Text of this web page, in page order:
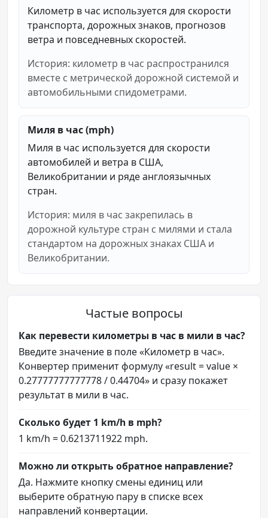
Километр в час используется для скорости
транспорта, дорожных знаков, прогнозов
ветра и повседневных скоростей.
История: километр в час распространился
вместе с метрической дорожной системой и
автомобильными спидометрами.
Миля в час (mph)
Миля в час используется для скорости
автомобилей и ветра в США,
Великобритании и ряде англоязычных
стран.
История: миля в час закрепилась в
дорожной культуре стран с милями и стала
стандартом на дорожных знаках США и
Великобритании.
Частые вопросы
Как перевести километры в час в мили в час?
Введите значение в поле «Километр в час».
Конвертер применит формулу «result = value ×
0.27777777777778 / 0.44704» и сразу покажет
результат в мили в час.
Сколько будет 1 km/h в mph?
1 km/h = 0.6213711922 mph.
Можно ли открыть обратное направление?
Да. Нажмите кнопку смены единиц или
выберите обратную пару в списке всех
направлений конвертации.